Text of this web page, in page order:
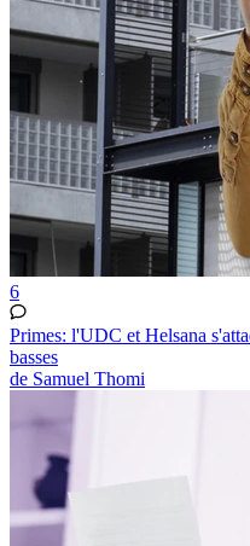
6
Primes: l'UDC et Helsana
basses
de Samuel Thomi